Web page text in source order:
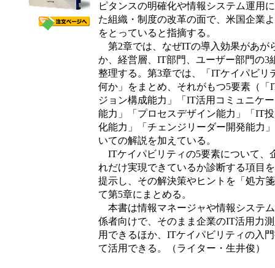
ピタンスの明確化や情報システム運用
た組織・制度の改革の面で、米国企業
をとっていると指摘する。
第2章では、なぜITの導入効果があが
か、経営層、IT部門、ユーザー部門の3
整理する。第3章では、「ITケイパビリ
何か」をまとめ、それがもつ5要素（「
ジョン構成能力」「IT活用コミュニケ
能力」「プロセスデザイン能力」「IT
化能力」「チェンジリーダー開発能力
いての解説を加えている。
ITケイパビリティの5要素について、
れだけ実現できているか診断する項目
提示し、その解決策やヒントを「処方
て第5章にまとめる。
本書は情報マネージャや情報システ
係者向けで、そのまま企業のIT活用力
用できるほか、ITケイパビリティの入
て活用できる。（ライター・生井俊）